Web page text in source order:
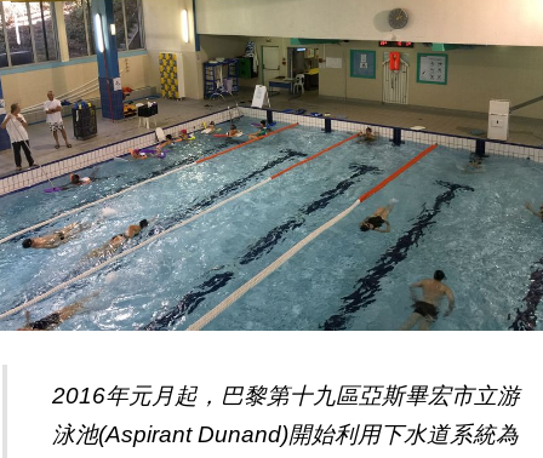
2016年元月起，巴黎第十九區亞斯畢宏市立游
泳池(Aspirant Dunand)開始利用下水道系統為